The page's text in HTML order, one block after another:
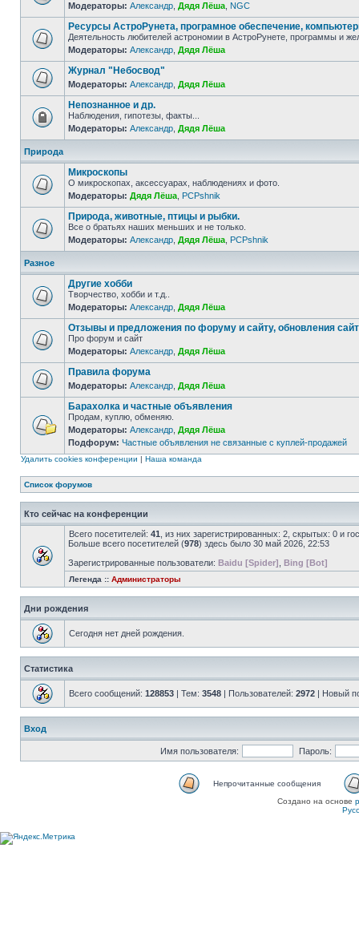
Модераторы: Александр Дядя Лёша NGC
Ресурсы АстроРунета, програмное обеспечение,
Деятельность любителей астрономии в АстроРунете, программы и
Модераторы: Александр Дядя Лёша
Журнал "Небосвод"
Модераторы: Александр Дядя Лёша
Непознанное и др.
Наблюдения, гипотезы, факты...
Модераторы: Александр Дядя Лёша
Природа
Микроскопы
О микроскопах, аксессуарах, наблюдениях и фото.
Модераторы: Дядя Лёша PCPshnik
Природа, животные, птицы и рыбки.
Все о братьях наших меньших и не только.
Модераторы: Александр Дядя Лёша PCPshnik
Разное
Другие хобби
Творчество, хобби и т.д..
Модераторы: Александр Дядя Лёша
Отзывы и предложения по форуму и сайту, обновления
Про форум и сайт
Модераторы: Александр Дядя Лёша
Правила форума
Модераторы: Александр Дядя Лёша
Барахолка и частные объявления
Продам, куплю, обменяю.
Модераторы: Александр Дядя Лёша
Подфорум: Частные объявления не связанные с куплей-продажей
Удалить cookies конференции | Наша команда
Список форумов
Кто сейчас на конференции
Всего посетителей: 41 , из них зарегистрированных: 2, скрытых: 0 и
Больше всего посетителей (978) здесь было 30 май 2026, 22:53
Зарегистрированные пользователи: Baidu [Spider] Bing [Bot]
Легенда :: Администраторы
Дни рождения
Сегодня нет дней рождения.
Статистика
Всего сообщений: 128853 | Тем: 3548 | Пользователей: 2972 | Новый
Вход
Имя пользователя: Пароль:
Непрочитанные сообщения
Создано на основе